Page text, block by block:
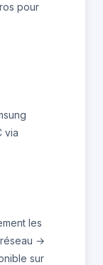
pour
via
les
→
sur